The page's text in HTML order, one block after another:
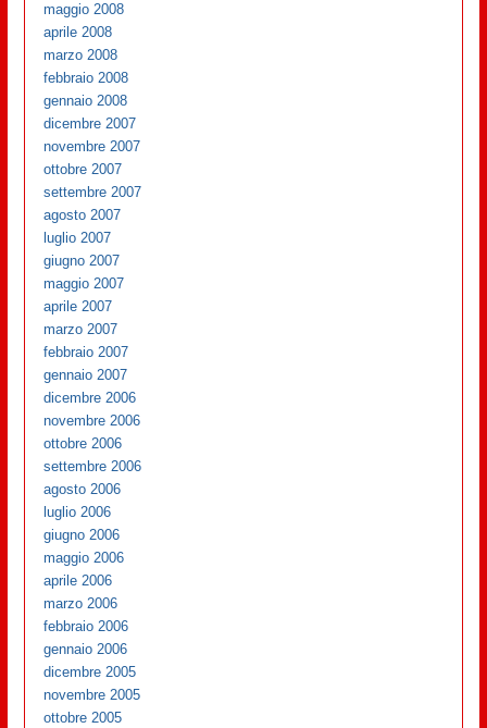
maggio 2008
aprile 2008
marzo 2008
febbraio 2008
gennaio 2008
dicembre 2007
novembre 2007
ottobre 2007
settembre 2007
agosto 2007
luglio 2007
giugno 2007
maggio 2007
aprile 2007
marzo 2007
febbraio 2007
gennaio 2007
dicembre 2006
novembre 2006
ottobre 2006
settembre 2006
agosto 2006
luglio 2006
giugno 2006
maggio 2006
aprile 2006
marzo 2006
febbraio 2006
gennaio 2006
dicembre 2005
novembre 2005
ottobre 2005